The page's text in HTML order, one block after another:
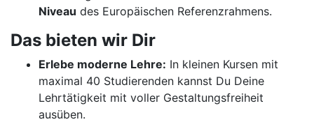
Niveau des Europäischen Referenzrahmens.
Das bieten wir Dir
Erlebe moderne Lehre: In kleinen Kursen mit
maximal 40 Studierenden kannst Du Deine
Lehrtätigkeit mit voller Gestaltungsfreiheit
ausüben.